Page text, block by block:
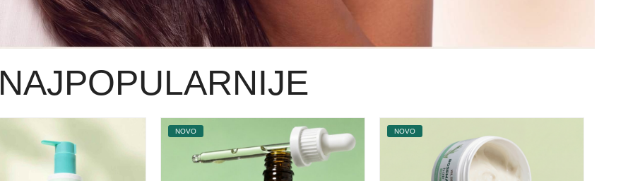
NAJPOPULARNIJE
NOVO NOVO